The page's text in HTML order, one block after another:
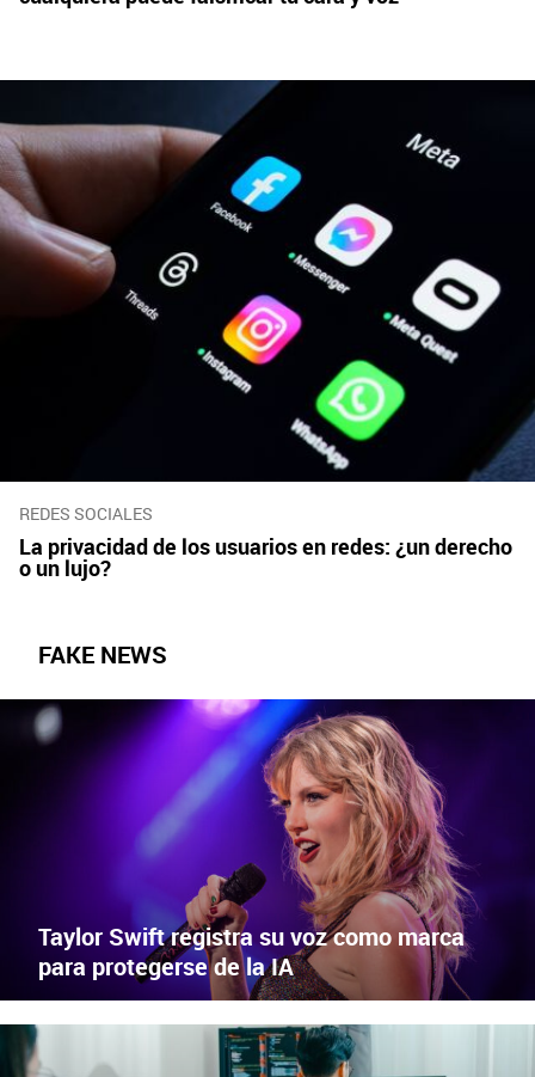
REDES SOCIALES
La privacidad de los usuarios en redes: ¿un derecho
o un lujo?
FAKE NEWS
DEEPFAKES
Facebook
Taylor Swift registra su voz como marca
para protegerse de la IA
INTELIGENCIA ARTIFICIAL